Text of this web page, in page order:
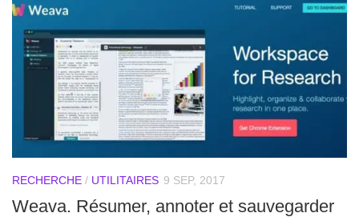
RECHERCHE / UTILITAIRES 9 SEP, 2017
Weava. Résumer, annoter et sauvegarder